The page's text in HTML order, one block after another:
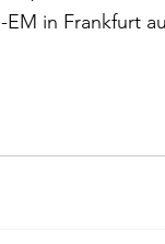
in Frankfurt